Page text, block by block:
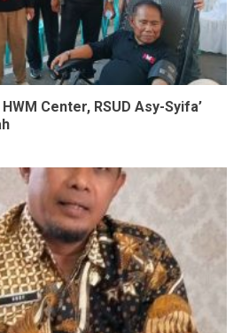
Center, RSUD Asy-Syifa’